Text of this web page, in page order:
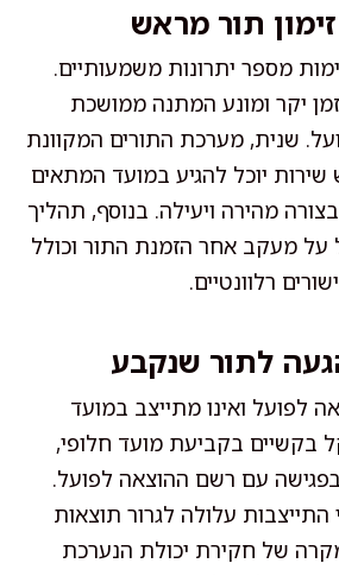
תור מראש
מספר יתרונות משמעותיים.
יקר ומונע המתנה ממושכת
שנית, מערכת התורים המקוונת
יוכל להגיע במועד המתאים
בצורה מהירה ויעילה. בנוסף, תהליך
על מעקב אחר הזמנת התור וכולל
רלוונטיים.
לתור שנקבע
לפועל ואינו מתייצב במועד
בקשיים בקביעת מועד חלופי,
עם רשם ההוצאה לפועל.
עלולה לגרור תוצאות
של חקירת יכולת הנערכת